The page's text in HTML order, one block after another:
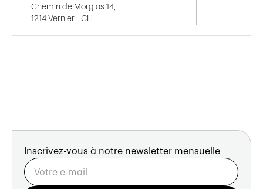
Chemin de Morglas 14,
1214 Vernier - CH
Inscrivez-vous à notre newsletter mensuelle